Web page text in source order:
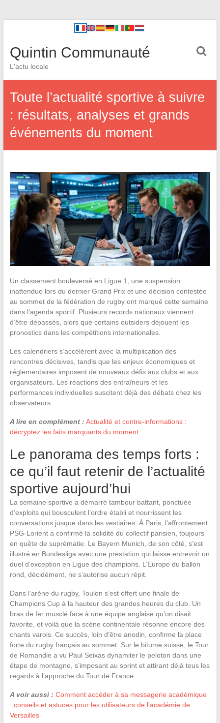
Quintin Communauté
L'actu locale
Toute l’actualité sportive à suivre
: résultats, analyses et grands
événements du moment
Un classement bouleversé en Ligue 1, une suspension
inattendue lors du dernier Grand Prix et une décision contestée
au sommet de la fédération de rugby ont marqué cette semaine
dans l’agenda sportif. Plusieurs records nationaux viennent
d’être dépassés, alors que certains outsiders déjouent les
pronostics dans les compétitions internationales.
Les calendriers s’accélèrent avec la multiplication des
rencontres décisives, tandis que les enjeux économiques et
réglementaires imposent de nouveaux défis aux clubs et aux
organisateurs. Les réactions des entraîneurs et les
performances individuelles suscitent déjà des débats chez les
observateurs.
A lire en complément : Actualité et contre-informations :
décryptez les faits marquants du moment
Le panorama des temps forts :
ce qu’il faut retenir de l’actualité
sportive aujourd’hui
La semaine sportive a démarré tambour battant, ponctuée
d’exploits qui bousculent l’ordre établi et nourrissent les
conversations jusque dans les vestiaires. À Paris, l’affrontement
PSG-Lorient a confirmé la solidité du collectif parisien, toujours
en quête de suprématie. Le Bayern Munich, de son côté, s’est
illustré en Bundesliga avec une prestation qui laisse entrevoir un
duel d’exception en Ligue des champions. L’Europe du ballon
rond, décidément, ne s’autorise aucun répit.
Dans l’arène du rugby, Toulon s’est offert une finale de
Champions Cup à la hauteur des grandes heures du club. Un
bras de fer musclé face à une équipe anglaise qu’on disait
favorite, et voilà que la scène continentale résonne encore des
chants varois. Ce succès, loin d’être anodin, confirme la place
forte du rugby français au sommet. Sur le bitume suisse, le Tour
de Romandie a vu Paul Seixas dynamiter le peloton dans une
étape de montagne, s’imposant au sprint et attirant déjà tous les
regards à l’approche du Tour de France.
A voir aussi : Comment accéder à sa messagerie académique
: conseils et astuces pour les utilisateurs de l'académie de
Versailles